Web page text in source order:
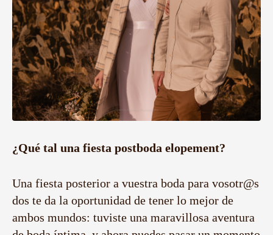
¿Qué tal una fiesta postboda elopement?
Una fiesta posterior a vuestra boda para vosotr@s
dos te da la oportunidad de tener lo mejor de
ambos mundos: tuviste una maravillosa aventura